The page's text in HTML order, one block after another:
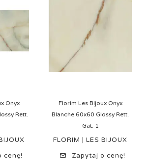
Onyx
Rett.
cenę!
Florim Les Bijoux Onyx
Blanche 60x60 Glossy Rett.
Gat. 1
FLORIM | LES BIJOUX
Zapytaj o cenę!